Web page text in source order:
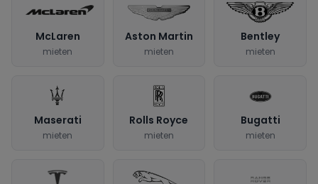
McLaren
mieten
Aston Martin
mieten
Bentley
mieten
Maserati
mieten
Rolls Royce
mieten
Bugatti
mieten